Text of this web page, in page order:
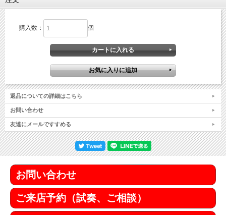
購入数： 個
返品についての詳細はこちら
お問い合わせ
友達にメールですすめる
お問い合わせ
ご来店予約（試奏、ご相談）